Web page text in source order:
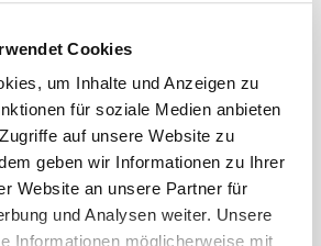
Cookies
um Inhalte und Anzeigen zu
für soziale Medien anbieten
auf unsere Website zu
geben wir Informationen zu Ihrer
Website an unsere Partner für
und Analysen weiter. Unsere
Informationen möglicherweise mit
Sie sich bei den Veranstaltenden
auch mögliche Änderungen. Ohne
einzelne Veranstaltungen nicht statt.